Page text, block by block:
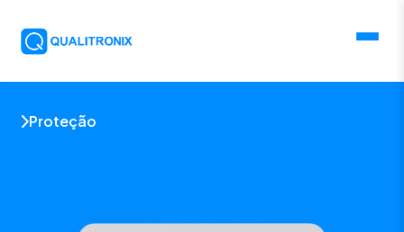
Proteção